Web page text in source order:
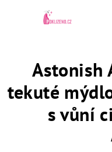
Astonish
tekuté
s vůní